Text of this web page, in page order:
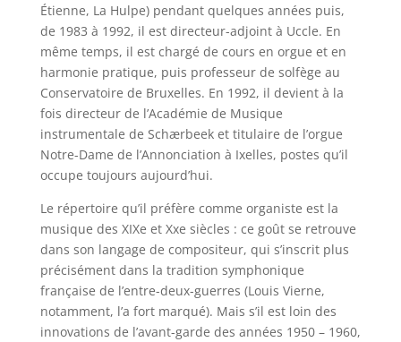
Étienne, La Hulpe) pendant quelques années puis,
de 1983 à 1992, il est directeur-adjoint à Uccle. En
même temps, il est chargé de cours en orgue et en
harmonie pratique, puis professeur de solfège au
Conservatoire de Bruxelles. En 1992, il devient à la
fois directeur de l’Académie de Musique
instrumentale de Schærbeek et titulaire de l’orgue
Notre-Dame de l’Annonciation à Ixelles, postes qu’il
occupe toujours aujourd’hui.
Le répertoire qu’il préfère comme organiste est la
musique des XIXe et Xxe siècles : ce goût se retrouve
dans son langage de compositeur, qui s’inscrit plus
précisément dans la tradition symphonique
française de l’entre-deux-guerres (Louis Vierne,
notamment, l’a fort marqué). Mais s’il est loin des
innovations de l’avant-garde des années 1950 – 1960,